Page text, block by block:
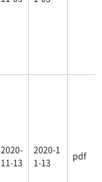
2020-
11-13
2020-1
1-13
pdf